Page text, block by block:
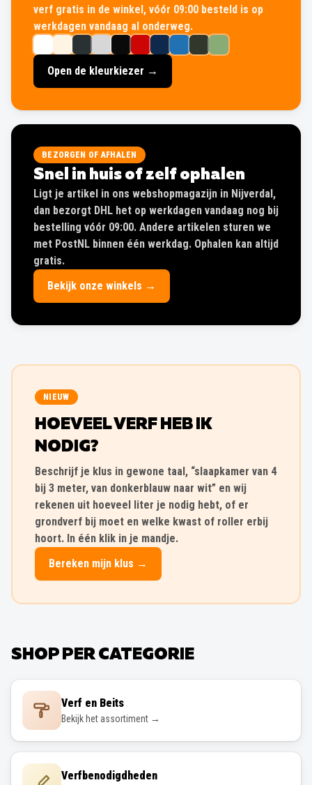
verf gratis in de winkel, vóór 09:00 besteld is op
werkdagen vandaag al onderweg.
Open de kleurkiezer →
BEZORGEN OF AFHALEN
Snel in huis of zelf ophalen
Ligt je artikel in ons webshopmagazijn in Nijverdal,
dan bezorgt DHL het op werkdagen vandaag nog bij
bestelling vóór 09:00. Andere artikelen sturen we
met PostNL binnen één werkdag. Ophalen kan altijd
gratis.
Bekijk onze winkels →
NIEUW
HOEVEEL VERF HEB IK
NODIG?
Beschrijf je klus in gewone taal, “slaapkamer van 4
bij 3 meter, van donkerblauw naar wit” en wij
rekenen uit hoeveel liter je nodig hebt, of er
grondverf bij moet en welke kwast of roller erbij
hoort. In één klik in je mandje.
Bereken mijn klus →
SHOP PER CATEGORIE
Verf en Beits
Bekijk het assortiment →
Verfbenodigdheden